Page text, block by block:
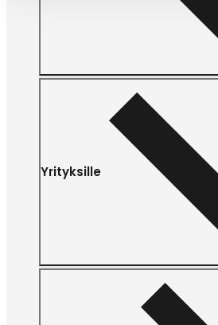
Yrityksille